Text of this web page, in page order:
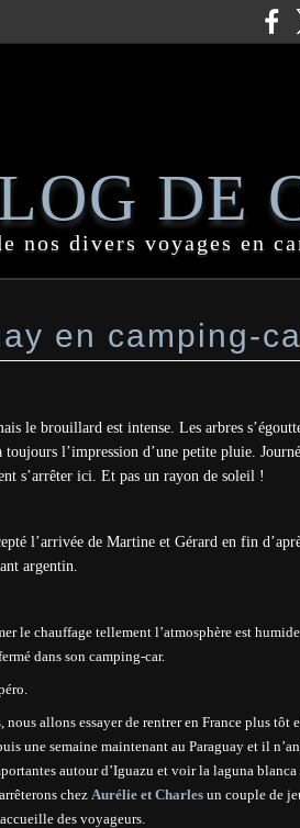
DE
nos divers voyages en
en camping-
le brouillard est intense. Les arbres
l’impression d’une petite pluie.
s’arrêter ici. Et pas un rayon de soleil !
l’arrivée de Martine et Gérard en fin
argentin.
le chauffage tellement l’atmosphère est
dans son camping-car.
allons essayer de rentrer en France plus tôt
une semaine maintenant au Paraguay et il
autour d’Iguazu et voir la laguna blanca
chez Aurélie et Charles un couple de
des voyageurs.